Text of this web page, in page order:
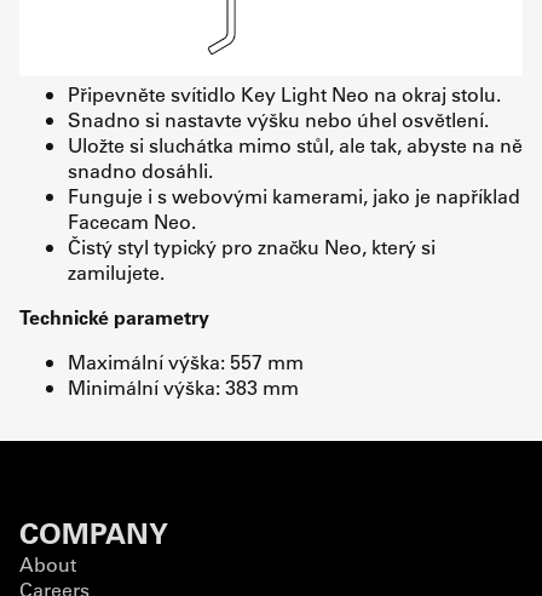
Připevněte svítidlo Key Light Neo na okraj stolu.
Snadno si nastavte výšku nebo úhel osvětlení.
Uložte si sluchátka mimo stůl, ale tak, abyste na ně
snadno dosáhli.
Funguje i s webovými kamerami, jako je například
Facecam Neo.
Čistý styl typický pro značku Neo, který si
zamilujete.
Technické parametry
Maximální výška: 557 mm
Minimální výška: 383 mm
COMPANY
About
Careers